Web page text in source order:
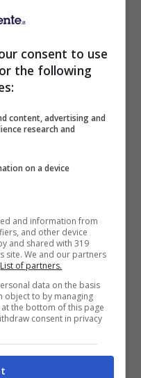
e casino
a 2.000€ in Bonus
deposito fino a 50€
consent to use
the following
content, advertising and
research and
on a device
and information from
and other device
and shared with 319
site. We and our partners
List of partners.
data on the basis
object to by managing
the bottom of this page
consent in privacy